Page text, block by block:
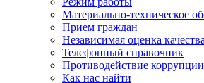
Материально-техническое
Прием граждан
Независимая оценка
Телефонный справочник
Противодействие коррупции
Как нас найти